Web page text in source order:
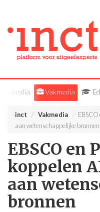
Vakmedia
inct Vakmedia
aan wetenschappelijke bronnen
EBSCO en
koppelen
aan
bronnen